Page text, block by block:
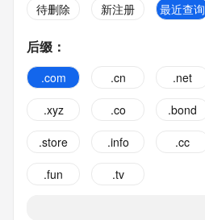
待删除 新注册 最近查询
后缀 ：
.com .cn .net
.xyz
.co .bond
.store
.info .cc
.fun
.tv